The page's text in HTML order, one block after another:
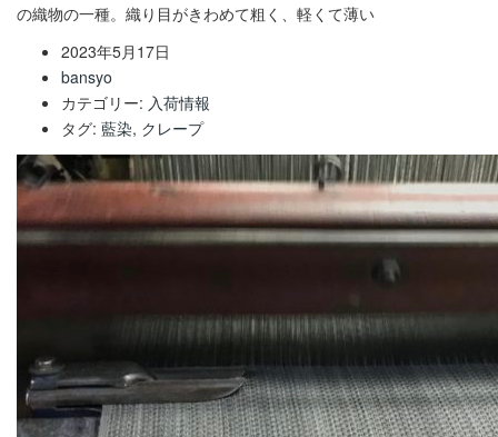
の織物の一種。織り目がきわめて粗く、軽くて薄い
2023年5月17日
bansyo
カテゴリー: 入荷情報
タグ: 藍染, クレープ